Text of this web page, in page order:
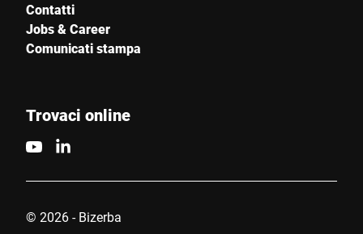
Contatti
Jobs & Career
Comunicati stampa
Trovaci online
© 2026 - Bizerba